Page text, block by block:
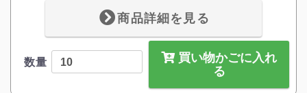
商品詳細を見る
数量
買い物かごに入れ
る